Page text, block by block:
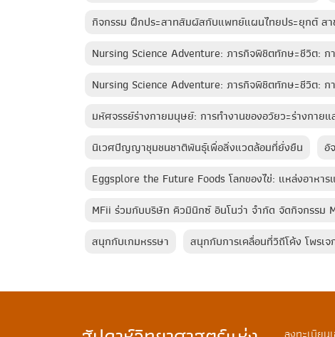
กิจกรรม ฝึกประสาทสัมผัสกับแพทย์แผนไทยประยุกต์ ส
Nursing Science Adventure: ภารกิจพิชิตทักษะชีวิต: ก
Nursing Science Adventure: ภารกิจพิชิตทักษะชีวิต:
มหัศจรรย์ร่างกายมนุษย์: การทำงานของอวัยวะร่างกาย
นิเวศปัญญาชุมชนชาติพันธุ์เพื่อสิ่งแวดล้อมที่ยั่งยืน
อั
Eggsplore the Future Foods โลกของไข่: แหล่งอาหา
MFii ร่วมกับบริษัท คิวมินิกซ์ อินโนว่า จำกัด จัดกิจกรรม
สนุกกับเกมหรรษา
สนุกกับการเคลื่อนที่วิถีโค้ง โพรเ